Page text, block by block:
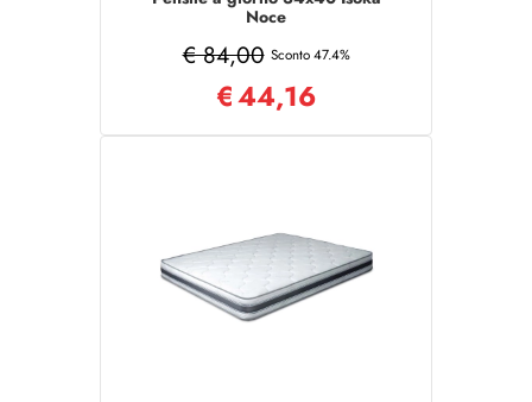
Noce
€ 84,00 Sconto 47.4%
€44,16